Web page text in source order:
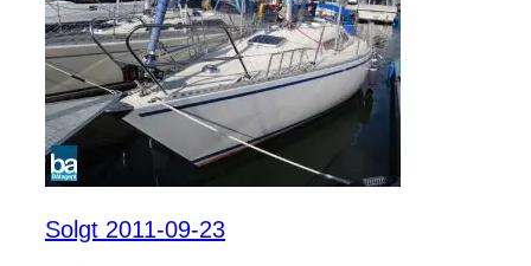
Solgt 2011-09-23